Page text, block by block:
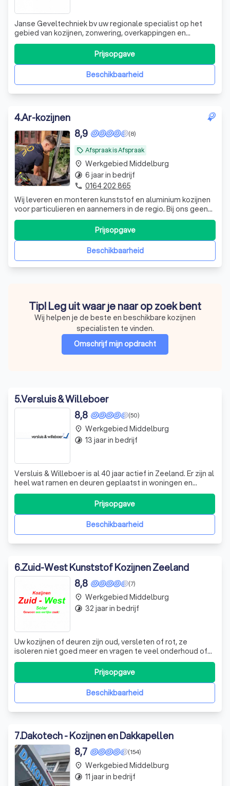
Janse Geveltechniek bv uw regionale specialist op het
gebied van kozijnen, zonwering, overkappingen en
garagedeuren. Al sinds 1992 dezelfde eigenaar, geen
overnames, geen faillissementen, maar een sterk en
gezond bedrijf, waar we begrijpen dat alleen het beste
goed genoeg is tegen scherpe en eerlij
Beschikbaarheid
Prijsopgave
4.Ar-kozijnen
local_offer Afspraak is Afspraak
(8)
8,9
Wij leveren en monteren kunststof en aluminium kozijnen
voor particulieren en aannemers in de regio. Bij ons geen
gedoe: je hebt direct contact met ons, we communiceren
helder en een afspraak is ook echt een afspraak. We
starten altijd met een gratis inmeting en een vrijblijvende
Beschikbaarheid
Prijsopgave
place Werkgebied Middelburg
timelapse 6 jaar in bedrijf
phone 0164 202 865
Tip! Leg uit waar je naar op zoek bent
Wij helpen je de beste en beschikbare kozijnen
specialisten te vinden.
Omschrijf mijn opdracht
5.Versluis & Willeboer
(50)
8,8
Versluis & Willeboer is al 40 jaar actief in Zeeland. Er zijn al
heel wat ramen en deuren geplaatst in woningen en
bedrijfsgebouwen door Versluis & Willeboer. Wij zijn een
klein bedrijf met een team met vaste medewerkers.
Doordat we een kleine organisatie zijn hebben we ook
korte lijntjes in ons bedBeschikbaarheid
Prijsopgave
place Werkgebied Middelburg
timelapse 13 jaar in bedrijf
6.Zuid-West Kunststof Kozijnen Zeeland
(7)
8,8
Uw kozijnen of deuren zijn oud, versleten of rot, ze
isoleren niet goed meer en vragen te veel onderhoud of
passen gewoon niet meer bij je huis. Uw kozijnen en
deuren vervangen door kunststof is een rendabele
investering. Doorslaggevend voor kunststof kozijnen zijn
de isolatiewaarde, het warme gevo
Beschikbaarheid
Prijsopgave
place Werkgebied Middelburg
timelapse 32 jaar in bedrijf
7.Dakotech - Kozijnen en Dakkapellen
(154)
8,7
place Werkgebied Middelburg
timelapse 11 jaar in bedrijf